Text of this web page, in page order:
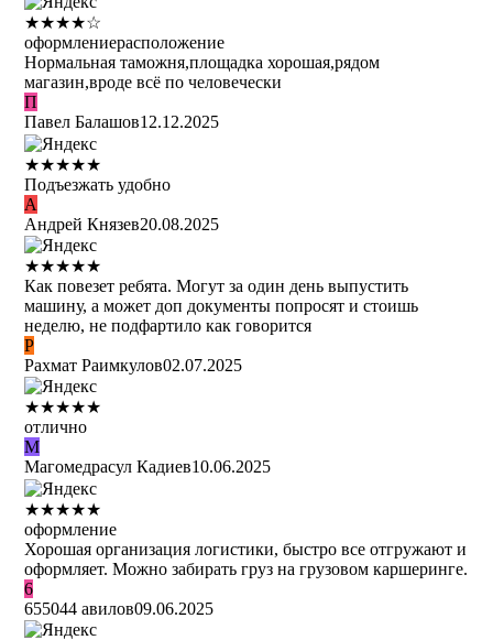
★★★★☆
оформлениерасположение
Нормальная таможня,площадка хорошая,рядом
магазин,вроде всё по человечески
П
Павел Балашов12.12.2025
★★★★★
Подъезжать удобно
А
Андрей Князев20.08.2025
★★★★★
Как повезет ребята. Могут за один день выпустить
машину, а может доп документы попросят и стоишь
неделю, не подфартило как говорится
Р
Рахмат Раимкулов02.07.2025
★★★★★
отлично
М
Магомедрасул Кадиев10.06.2025
★★★★★
оформление
Хорошая организация логистики, быстро все отгружают и
оформляет. Можно забирать груз на грузовом каршеринге.
6
655044 авилов09.06.2025